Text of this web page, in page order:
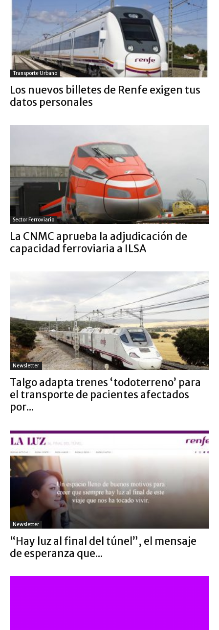
Transporte Urbano
Los nuevos billetes de Renfe exigen tus
datos personales
Sector Ferroviario
La CNMC aprueba la adjudicación de
capacidad ferroviaria a ILSA
Newsletter
Talgo adapta trenes ‘todoterreno’ para
el transporte de pacientes afectados
por...
Newsletter
“Hay luz al final del túnel”, el mensaje
de esperanza que...